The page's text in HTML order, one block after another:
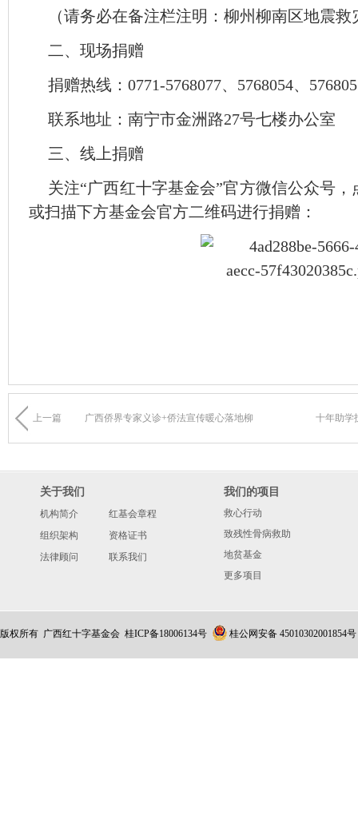
（请务必在备注栏注明：柳州柳南区地震救
二、现场捐赠
捐赠热线：0771-5768077、5768054、
联系地址：南宁市金洲路27号七楼办公室
三、线上捐赠
关注“广西红十字基金会”官方微信公众号
或扫描下方基金会官方二维码进行捐赠：
上一篇 广西侨界专家义诊+侨法宣传暖心落地柳 十年助学
关于我们
机构简介
红基会章程
组织架构
资格证书
法律顾问
联系我们
我们的项目
救心行动
致残性骨病救助
地贫基金
更多项目
版权所有 广西红十字基金会 桂ICP备18006134号 桂公网安备 45010302001854号